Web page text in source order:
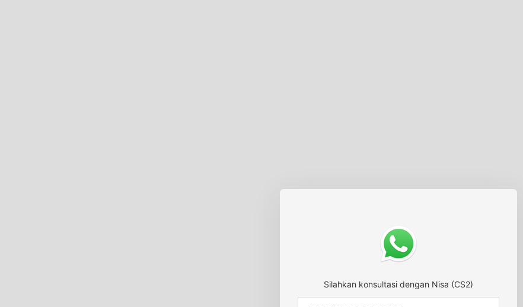
Silahkan konsultasi dengan Nisa (CS2)